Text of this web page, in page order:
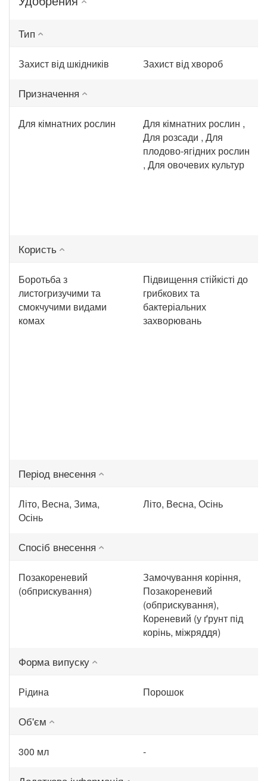
Тип
Захист від шкідників Захист від хвороб
Призначення
Для кімнатних рослин
Для кімнатних рослин ,
Для розсади , Для
плодово-ягідних рослин
, Для овочевих культур
Користь
Боротьба з
листогризучими та
смокчучими видами
комах
Підвищення стійкісті до
грибкових та
бактеріальних
захворювань
Період внесення
Літо, Весна, Зима,
Осінь
Літо, Весна, Осінь
Спосіб внесення
Позакореневий
(обприскування)
Замочування коріння,
Позакореневий
(обприскування),
Кореневий (у ґрунт під
корінь, міжряддя)
Форма випуску
Рідина Порошок
Об'єм
300 мл -